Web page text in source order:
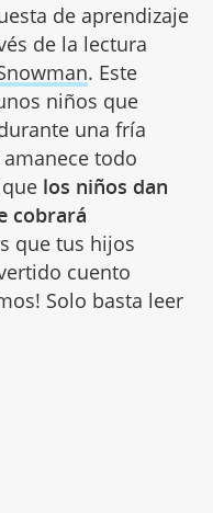
de aprendizaje
de la lectura
. Este
niños que
una fría
todo
los niños dan
cobrará
que tus hijos
cuento
Solo basta leer